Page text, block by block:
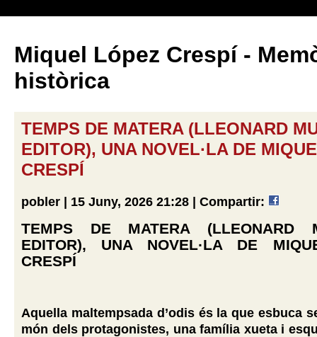
Miquel López Crespí -
històrica
TEMPS DE MATERA (LLEONARD
EDITOR), UNA NOVEL·LA DE
CRESPÍ
pobler | 15 Juny, 2026 21:28 | Compartir:
TEMPS DE MATERA (LLEONARD
EDITOR), UNA NOVEL·LA DE
CRESPÍ
Aquella maltempsada d’odis és la que esbuca
món dels protagonistes, una família xueta i